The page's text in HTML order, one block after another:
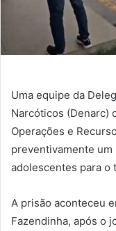
Uma equipe da
Narcóticos (Denarc)
Operações e
preventivamente
adolescentes para o
A prisão aconteceu
Fazendinha, após o